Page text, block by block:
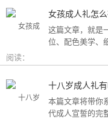
这篇文章，就是
位、配色美学、
得她铭记一生
阅读：
十八岁成人礼
本篇文章将带你
代成人宣誓的完